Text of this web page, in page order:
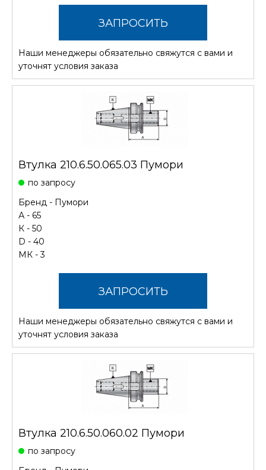
ЗАПРОСИТЬ
СТОИМОСТЬ
Наши менеджеры обязательно свяжутся с вами и
уточнят условия заказа
Втулка 210.6.50.065.03 Пумори
по запросу
Бренд - Пумори
А - 65
К - 50
D - 40
МК - 3
ЗАПРОСИТЬ
СТОИМОСТЬ
Наши менеджеры обязательно свяжутся с вами и
уточнят условия заказа
Втулка 210.6.50.060.02 Пумори
по запросу